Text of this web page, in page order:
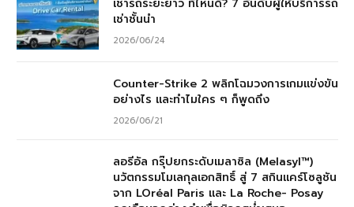
เช่ารถระยะยาว ที่ไหนดี? 7 อันดับผู้ให้บริการรถ
เช่าชั้นนำ
2026/06/24
Counter-Strike 2 พลิกโฉมวงการเกมแข่งขัน
อย่างไร และทำไมใคร ๆ ก็พูดถึง
2026/06/21
ลอรีอัล กรุ๊ปยกระดับเมลาซิล (Melasyl™)
นวัตกรรมโมเลกุลเอกสิทธิ์ สู่ 7 สกินแคร์โซลูชัน
จาก LOréal Paris และ La Roche- Posay